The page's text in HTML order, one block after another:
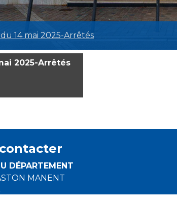
14 mai 2025-Arrêtés
2025-Arrêtés
DÉPARTEMENT
MANENT